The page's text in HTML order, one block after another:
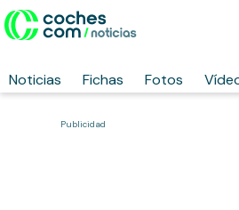
Noticias Fichas Fotos
Publicidad